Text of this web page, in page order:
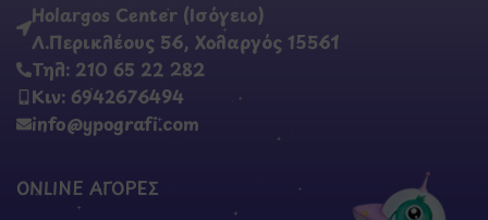
Holargos Center (Ισόγειο)
Λ.Περικλέους 56, Χολαργός 15561
Τηλ: 210 65 22 282
Κιν: 6942676494
info@ypografi.com
ONLINE ΑΓΟΡΕΣ